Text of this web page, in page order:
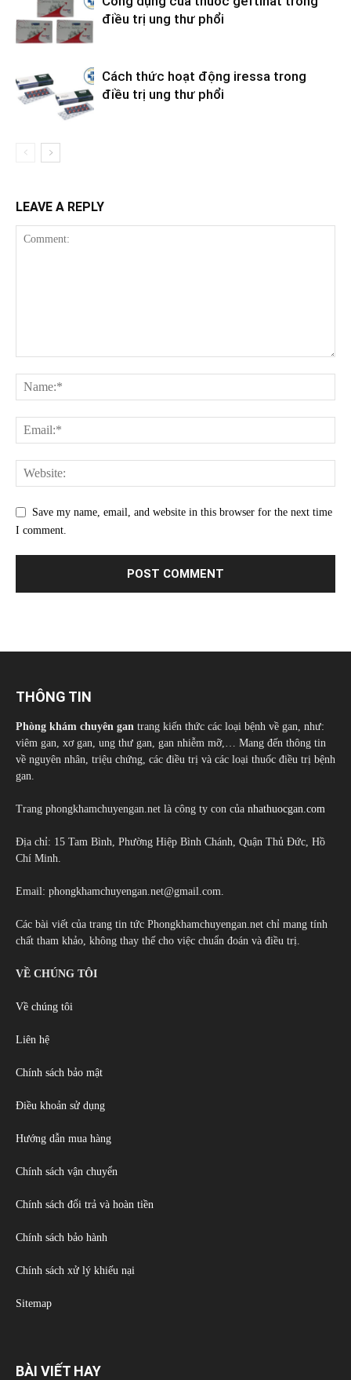
điều trị ung thư phổi
Cách thức hoạt động iressa trong
điều trị ung thư phổi
LEAVE A REPLY
Save my name, email, and website in this browser for the next time
I comment.
THÔNG TIN
Phòng khám chuyên gan trang kiến thức các loại bệnh về gan, như:
viêm gan, xơ gan, ung thư gan, gan nhiễm mỡ,… Mang đến thông tin
về nguyên nhân, triệu chứng, các điều trị và các loại thuốc điều trị bệnh
gan.
Trang phongkhamchuyengan.net là công ty con của nhathuocgan.com
Địa chỉ: 15 Tam Bình, Phường Hiệp Bình Chánh, Quận Thủ Đức, Hồ
Chí Minh.
Email: phongkhamchuyengan.net@gmail.com.
Các bài viết của trang tin tức Phongkhamchuyengan.net chỉ mang tính
chất tham khảo, không thay thế cho việc chuẩn đoán và điều trị.
VỀ CHÚNG TÔI
Về chúng tôi
Liên hệ
Chính sách bảo mật
Điều khoản sử dụng
Hướng dẫn mua hàng
Chính sách vận chuyển
Chính sách đổi trả và hoàn tiền
Chính sách bảo hành
Chính sách xử lý khiếu nại
Sitemap
BÀI VIẾT HAY